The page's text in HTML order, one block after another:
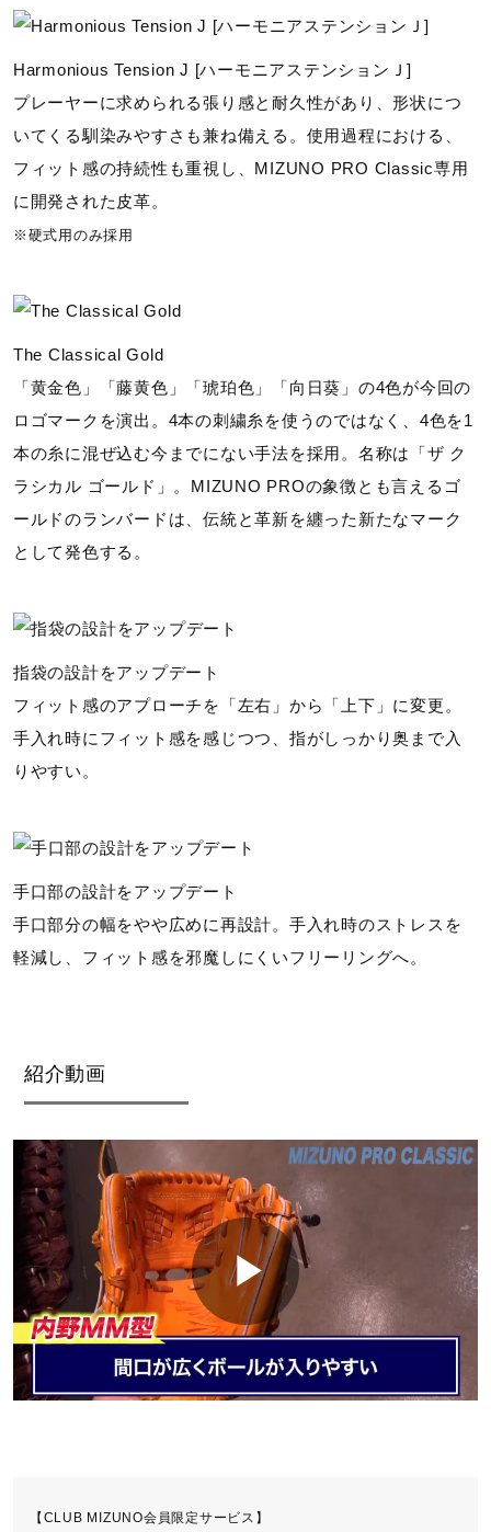
Harmonious Tension J [ハーモニアステンションＪ]
プレーヤーに求められる張り感と耐久性があり、形状につ
いてくる馴染みやすさも兼ね備える。使用過程における、
フィット感の持続性も重視し、MIZUNO PRO Classic専用
に開発された皮革。
※硬式用のみ採用
The Classical Gold
「黄金色」「藤黄色」「琥珀色」「向日葵」の4色が今回の
ロゴマークを演出。4本の刺繍糸を使うのではなく、4色を1
本の糸に混ぜ込む今までにない手法を採用。名称は「ザ ク
ラシカル ゴールド」。MIZUNO PROの象徴とも言えるゴ
ールドのランバードは、伝統と革新を纏った新たなマーク
として発色する。
指袋の設計をアップデート
フィット感のアプローチを「左右」から「上下」に変更。
手入れ時にフィット感を感じつつ、指がしっかり奥まで入
りやすい。
手口部の設計をアップデート
手口部分の幅をやや広めに再設計。手入れ時のストレスを
軽減し、フィット感を邪魔しにくいフリーリングへ。
紹介動画
【CLUB MIZUNO会員限定サービス】